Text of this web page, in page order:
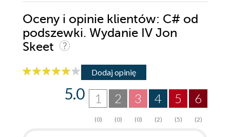
Oceny i opinie klientów: C# od
podszewki. Wydanie IV Jon
Skeet
Dodaj opinię
6
(2)
5
(5)
4
(2)
3
(0)
2
(0)
1
(0)
5.0